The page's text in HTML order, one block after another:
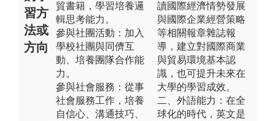
習方
法或
方向
貿書籍，學習培養邏
輯思考能力。
參與社團活動：加入
學校社團與同儕互
動、培養團隊合作能
力。
參與社會服務：從事
社會服務工作，培養
自信心、溝通技巧、
讀國際經濟情勢發展
與國際企業經營策略
等相關報章雜誌報
導，建立對國際商業
與貿易環境基本認
識，也可提升未來在
大學的學習成效。
二、外語能力：在全
球化的時代，英文是